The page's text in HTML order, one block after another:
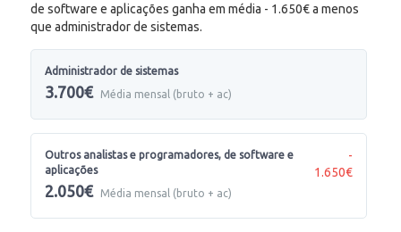
de software e aplicações ganha em média - 1.650€ a menos
que administrador de sistemas.
Administrador de sistemas
3.700€ Média mensal (bruto + ac)
Outros analistas e programadores, de software e
aplicações
2.050€ Média mensal (bruto + ac)
-
1.650€